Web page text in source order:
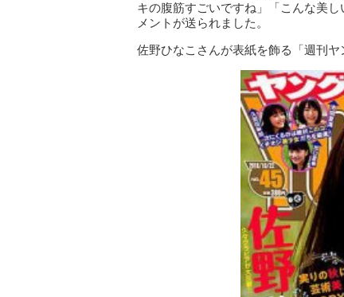
キの腹筋すごいですね」「こんな美
メントが送られました。
佐野ひなこさんが表紙を飾る「週刊ヤ